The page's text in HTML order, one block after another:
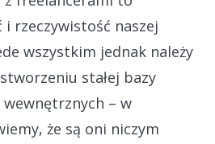
i rzeczywistość naszej
wszystkim jednak należy
stałej bazy
wewnętrznych – w
że są oni niczym